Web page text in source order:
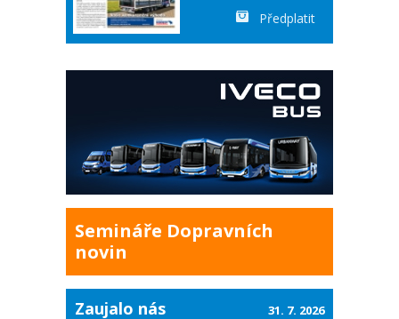
Předplatit
Semináře Dopravních
novin
Zaujalo nás 31. 7. 2026